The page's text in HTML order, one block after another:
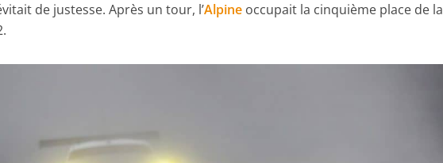
de justesse. Après un tour, l’Alpine occupait la cinquième place de la